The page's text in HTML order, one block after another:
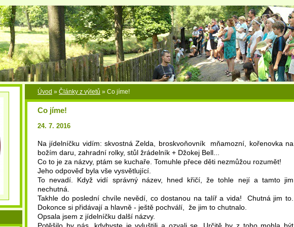
Úvod » Články z výletů » Co jíme!
Co jíme!
24. 7. 2016
Na jídelníčku vidím: skvostná Zelda, broskvoňovník mňamozní, kořenovka na
božím daru, zahradní rolky, stůl žrádelník + Džokej Bell...
Co to je za názvy, ptám se kuchaře. Tomuhle přece děti nezmůžou rozumět!
Jeho odpověď byla vše vysvětlující.
To nevadí. Když vidí správný název, hned křičí, že tohle nejí a tamto jim
nechutná.
Takhle do poslední chvíle nevědí, co dostanou na talíř a vida! Chutná jim to.
Dokonce si přidávají a hlavně - ještě pochválí, že jim to chutnalo.
Opsala jsem z jídelníčku další názvy.